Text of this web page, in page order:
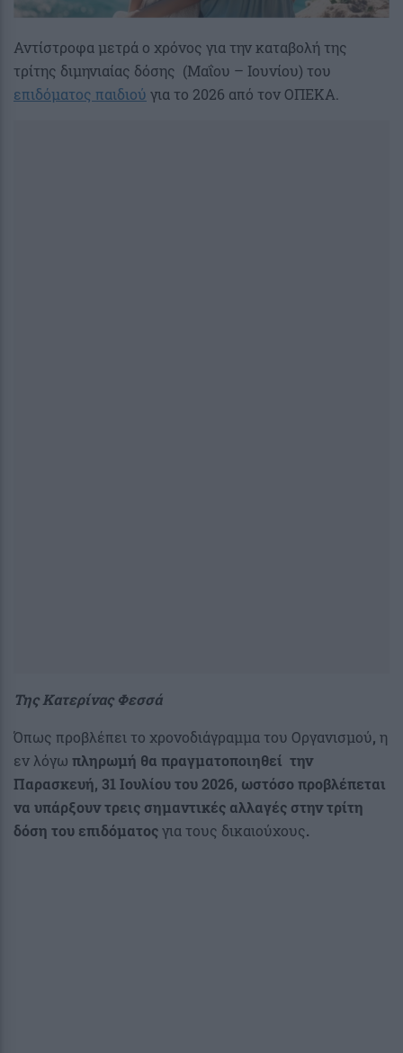
Αντίστροφα μετρά ο χρόνος για την καταβολή της
τρίτης διμηνιαίας δόσης (Μαΐου – Ιουνίου) του
επιδόματος παιδιού για το 2026 από τον ΟΠΕΚΑ.
Της Κατερίνας Φεσσά
Όπως προβλέπει το χρονοδιάγραμμα του Οργανισμού, η
εν λόγω πληρωμή θα πραγματοποιηθεί την
Παρασκευή, 31 Ιουλίου του 2026, ωστόσο προβλέπεται
να υπάρξουν τρεις σημαντικές αλλαγές στην τρίτη
δόση του επιδόματοςγια τους δικαιούχους.